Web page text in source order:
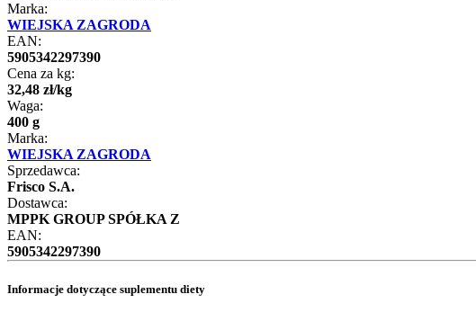
Marka:
WIEJSKA ZAGRODA
EAN:
5905342297390
Cena za kg:
32,48 zł/kg
Waga:
400 g
Marka:
WIEJSKA ZAGRODA
Sprzedawca:
Frisco S.A.
Dostawca:
MPPK GROUP SPÓŁKA Z
EAN:
5905342297390
Informacje dotyczące suplementu diety